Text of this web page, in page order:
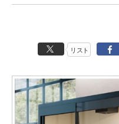
リスト